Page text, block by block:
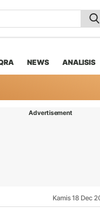
NEWS ANALISIS
Advertisement
Kamis 18 Dec